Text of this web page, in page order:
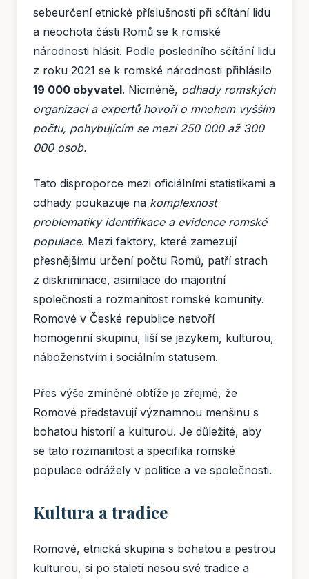
sebeurčení etnické příslušnosti při sčítání lidu
a neochota části Romů se k romské
národnosti hlásit. Podle posledního sčítání lidu
z roku 2021 se k romské národnosti přihlásilo
19 000 obyvatel. Nicméně, odhady romských
organizací a expertů hovoří o mnohem vyšším
počtu, pohybujícím se mezi 250 000 až 300
000 osob.
Tato disproporce mezi oficiálními statistikami a
odhady poukazuje na komplexnost
problematiky identifikace a evidence romské
populace. Mezi faktory, které zamezují
přesnějšímu určení počtu Romů, patří strach
z diskriminace, asimilace do majoritní
společnosti a rozmanitost romské komunity.
Romové v České republice netvoří
homogenní skupinu, liší se jazykem, kulturou,
náboženstvím i sociálním statusem.
Přes výše zmíněné obtíže je zřejmé, že
Romové představují významnou menšinu s
bohatou historií a kulturou. Je důležité, aby
se tato rozmanitost a specifika romské
populace odrážely v politice a ve společnosti.
Kultura a tradice
Romové, etnická skupina s bohatou a pestrou
kulturou, si po staletí nesou své tradice a